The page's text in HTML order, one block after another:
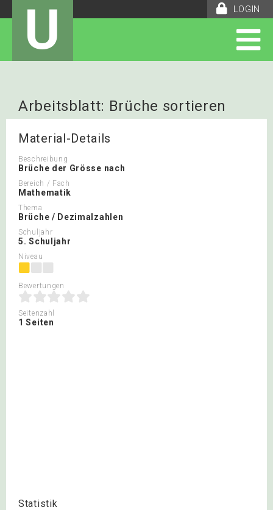
LOGIN
U
Arbeitsblatt: Brüche sortieren
Material-Details
Beschreibung
Brüche der Grösse nach
Bereich / Fach
Mathematik
Thema
Brüche / Dezimalzahlen
Schuljahr
5. Schuljahr
Niveau
Bewertungen
Seitenzahl
1 Seiten
Statistik